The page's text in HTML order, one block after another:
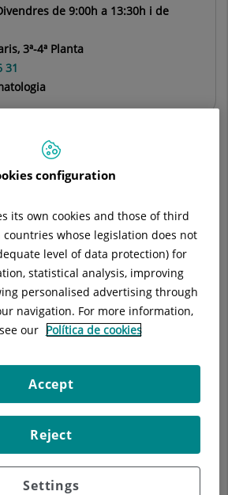
de 9:00h a 13:30h i de
3ª-4ª Planta
31
Equip Mèdic
Palacio
ESPECIALISTA REUMATOLOGIA
configuration
its own cookies and those of third
whose legislation does not
level of data protection) for
statistical analysis, improving
personalised advertising through
navigation. For more information,
our Política de cookies
Settings
Reject
Accept